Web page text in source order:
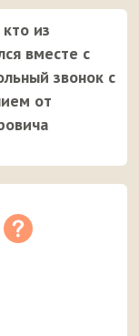
из
вместе с
звонок с
от